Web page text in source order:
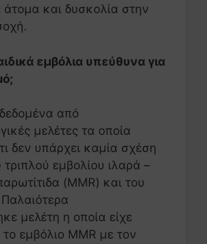
άτομα και δυσκολία στην
εμβόλια υπεύθυνα για
από
μελέτες τα οποία
δεν υπάρχει καμία σχέση
τριπλού εμβολίου ιλαρά –
(MMR) και του
μελέτη η οποία είχε
το εμβόλιο MMR με τον